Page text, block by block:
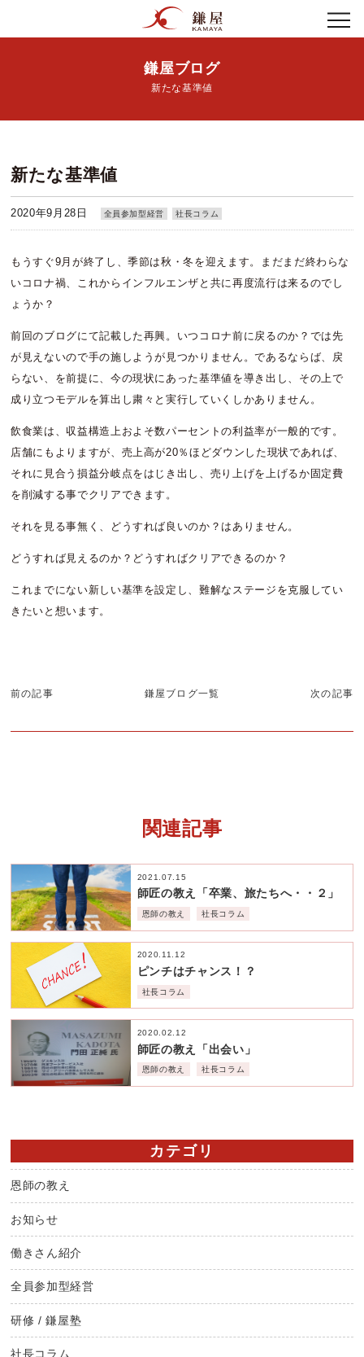
鎌屋ブログ
新たな基準値
新たな基準値
2020年9月28日 全員参加型経営 社長コラム
もうすぐ9月が終了し、季節は秋・冬を迎えます。まだまだ終わらな
いコロナ禍、これからインフルエンザと共に再度流行は来るのでし
ょうか？
前回のブログにて記載した再興。いつコロナ前に戻るのか？では先
が見えないので手の施しようが見つかりません。であるならば、戻
らない、を前提に、今の現状にあった基準値を導き出し、その上で
成り立つモデルを算出し粛々と実行していくしかありません。
飲食業は、収益構造上およそ数パーセントの利益率が一般的です。
店舗にもよりますが、売上高が20％ほどダウンした現状であれば、
それに見合う損益分岐点をはじき出し、売り上げを上げるか固定費
を削減する事でクリアできます。
それを見る事無く、どうすれば良いのか？はありません。
どうすれば見えるのか？どうすればクリアできるのか？
これまでにない新しい基準を設定し、難解なステージを克服してい
きたいと想います。
前の記事 鎌屋ブログ一覧 次の記事
関連記事
2021.07.15
師匠の教え「卒業、旅たちへ・・２」
恩師の教え 社長コラム
2020.11.12
ピンチはチャンス！？
社長コラム
2020.02.12
師匠の教え「出会い」
恩師の教え 社長コラム
カテゴリ
恩師の教え
お知らせ
働きさん紹介
全員参加型経営
研修 / 鎌屋塾
社長コラム